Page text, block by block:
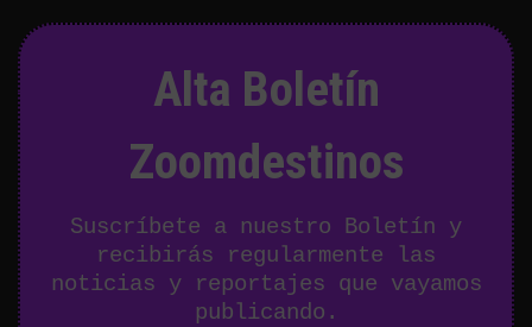
Alta Boletín
Zoomdestinos
Suscríbete a nuestro Boletín y
recibirás regularmente las
noticias y reportajes que vayamos
publicando.